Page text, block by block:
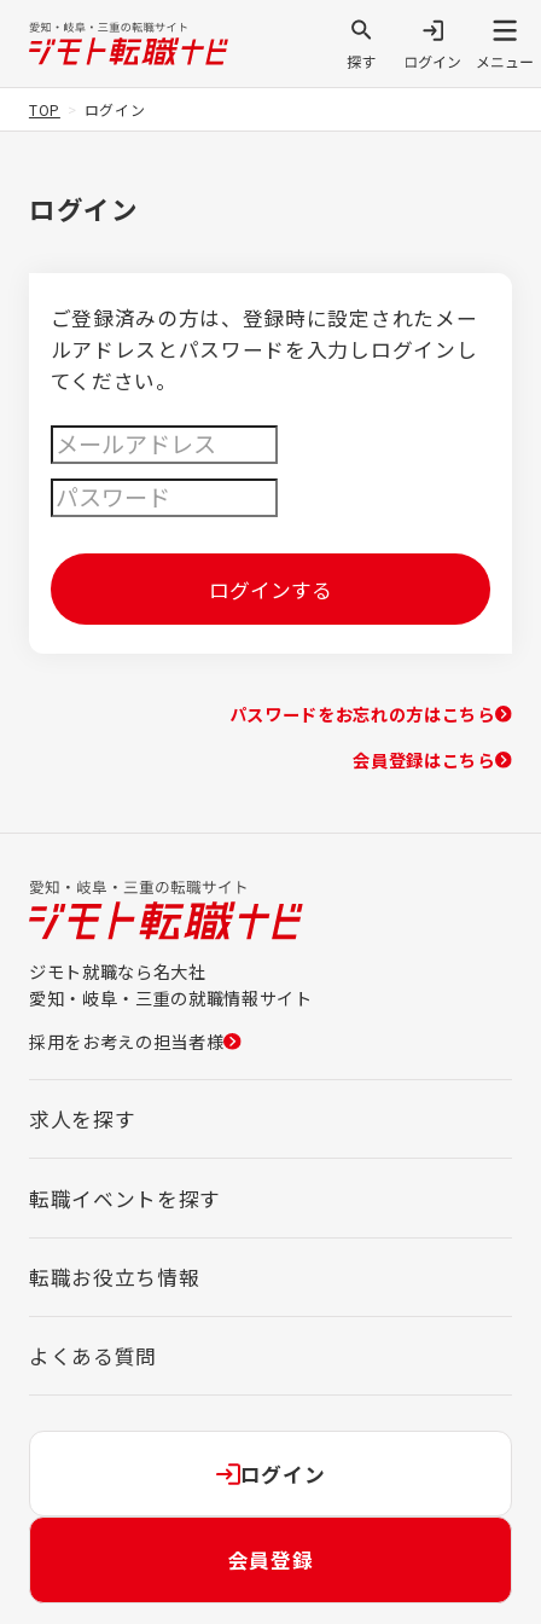
TOP ログイン
ログイン
ご登録済みの方は、登録時に設定されたメー
ルアドレスとパスワードを入力しログインし
てください。
ログインする
パスワードをお忘れの方はこちら
会員登録はこちら
ジモト就職なら名大社
愛知・岐阜・三重の就職情報サイト
採用をお考えの担当者様
求人を探す
転職イベントを探す
転職お役立ち情報
よくある質問
ログイン
会員登録